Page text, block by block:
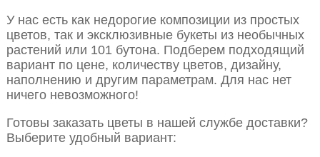
У нас есть как недорогие композиции из простых
цветов, так и эксклюзивные букеты из необычных
растений или 101 бутона. Подберем подходящий
вариант по цене, количеству цветов, дизайну,
наполнению и другим параметрам. Для нас нет
ничего невозможного!
Готовы заказать цветы в нашей службе доставки?
Выберите удобный вариант: